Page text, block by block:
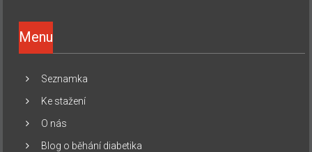
Menu
Seznamka
Ke stažení
O nás
Blog o běhání diabetika